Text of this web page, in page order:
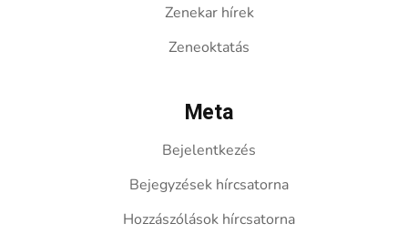
Zenekar hírek
Zeneoktatás
Meta
Bejelentkezés
Bejegyzések hírcsatorna
Hozzászólások hírcsatorna